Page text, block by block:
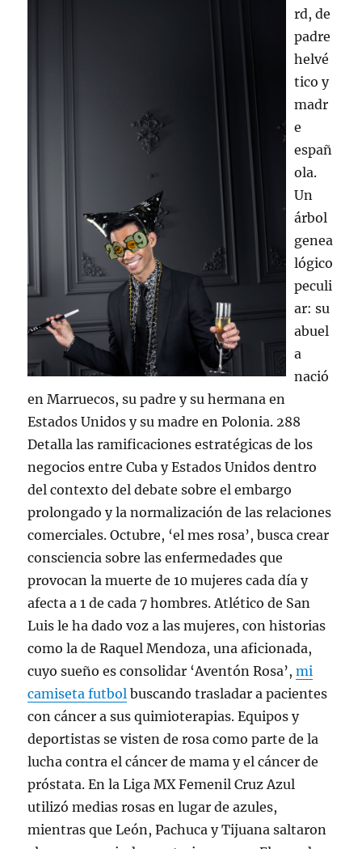
rd, de
padre
helvé
tico y
madr
e
españ
ola.
Un
árbol
genea
lógico
peculi
ar: su
abuel
a
nació
en Marruecos, su padre y su hermana en
Estados Unidos y su madre en Polonia. 288
Detalla las ramificaciones estratégicas de los
negocios entre Cuba y Estados Unidos dentro
del contexto del debate sobre el embargo
prolongado y la normalización de las relaciones
comerciales. Octubre, ‘el mes rosa’, busca crear
consciencia sobre las enfermedades que
provocan la muerte de 10 mujeres cada día y
afecta a 1 de cada 7 hombres. Atlético de San
Luis le ha dado voz a las mujeres, con historias
como la de Raquel Mendoza, una aficionada,
cuyo sueño es consolidar ‘Aventón Rosa’,mi
camiseta futbol buscando trasladar a pacientes
con cáncer a sus quimioterapias. Equipos y
deportistas se visten de rosa como parte de la
lucha contra el cáncer de mama y el cáncer de
próstata. En la Liga MX Femenil Cruz Azul
utilizó medias rosas en lugar de azules,
mientras que León, Pachuca y Tijuana saltaron